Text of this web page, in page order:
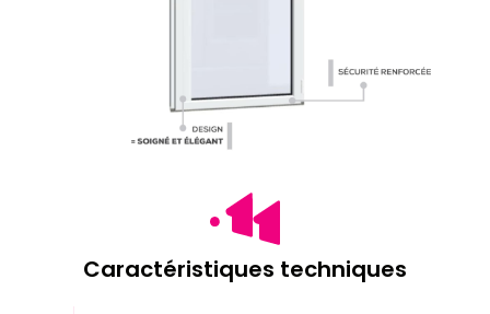
Caractéristiques techniques